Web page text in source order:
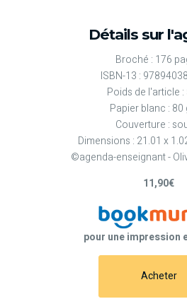
Détails sur
Broché : 176
ISBN-13 :
Poids de l'article :
Papier blanc : 80
Couverture :
Dimensions : 21.01 x
©agenda-enseignant -
11,90€
pour une impression
Acheter